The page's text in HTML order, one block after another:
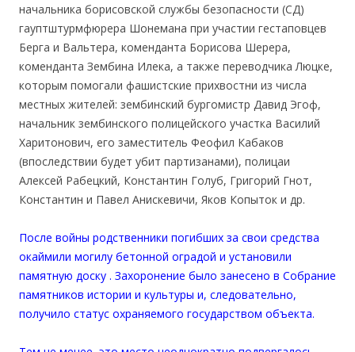
начальника борисовской службы безопасности (СД)
гауптштурмфюрера Шонемана при участии гестаповцев
Берга и Вальтера, коменданта Борисова Шерера,
коменданта Зембина Илека, а также переводчика Люцке,
которым помогали фашистские прихвостни из числа
местных жителей: зембинский бургомистр Давид Эгоф,
начальник зембинского полицейского участка Василий
Харитонович, его заместитель Феофил Кабаков
(впоследствии будет убит партизанами), полицаи
Алексей Рабецкий, Константин Голуб, Григорий Гнот,
Константин и Павел Анискевичи, Яков Копыток и др.
После войны родственники погибших за свои средства
окаймили могилу бетонной оградой и установили
памятную доску . Захоронение было занесено в Собрание
памятников истории и культуры и, следовательно,
получило статус охраняемого государством объекта.